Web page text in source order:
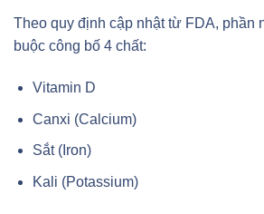
Theo quy định cập nhật từ FDA, phần
buộc công bố 4 chất:
Vitamin D
Canxi (Calcium)
Sắt (Iron)
Kali (Potassium)